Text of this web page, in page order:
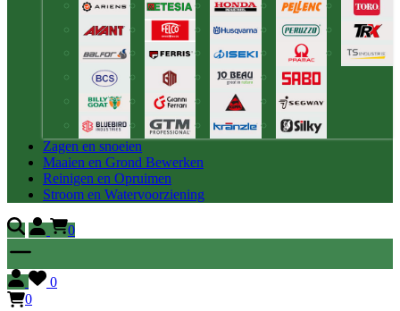
Zagen en snoeien
Maaien en Grond Bewerken
Reinigen en Opruimen
Stroom en Watervoorziening
0
0
0